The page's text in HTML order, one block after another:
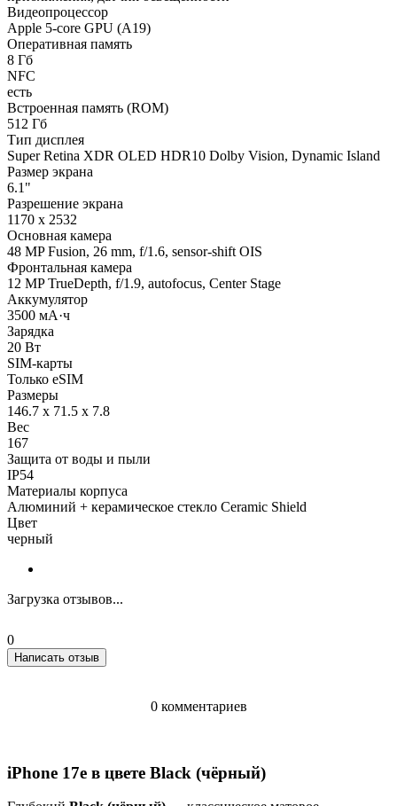
Видеопроцессор
Apple 5-core GPU (A19)
Оперативная память
8 Гб
NFC
есть
Встроенная память (ROM)
512 Гб
Тип дисплея
Super Retina XDR OLED HDR10 Dolby Vision, Dynamic Island
Размер экрана
6.1"
Разрешение экрана
1170 x 2532
Основная камера
48 MP Fusion, 26 mm, f/1.6, sensor-shift OIS
Фронтальная камера
12 MP TrueDepth, f/1.9, autofocus, Center Stage
Аккумулятор
3500 мА·ч
Зарядка
20 Вт
SIM-карты
Только eSIM
Размеры
146.7 x 71.5 x 7.8
Вес
167
Защита от воды и пыли
IP54
Материалы корпуса
Алюминий + керамическое стекло Ceramic Shield
Цвет
черный
Загрузка отзывов...
0
Написать отзыв
0 комментариев
iPhone 17e в цвете Black (чёрный)